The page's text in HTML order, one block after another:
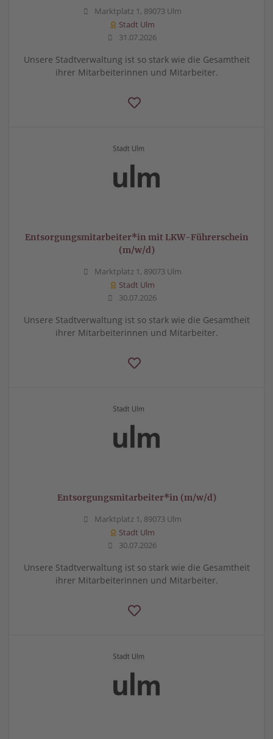
Marktplatz 1, 89073 Ulm
Stadt Ulm
31.07.2026
Unsere Stadtverwaltung ist so stark wie die Gesamtheit
ihrer Mitarbeiterinnen und Mitarbeiter.
Entsorgungsmitarbeiter*in mit LKW-Führerschein
(m/w/d)
Marktplatz 1, 89073 Ulm
Stadt Ulm
30.07.2026
Unsere Stadtverwaltung ist so stark wie die Gesamtheit
ihrer Mitarbeiterinnen und Mitarbeiter.
Entsorgungsmitarbeiter*in (m/w/d)
Marktplatz 1, 89073 Ulm
Stadt Ulm
30.07.2026
Unsere Stadtverwaltung ist so stark wie die Gesamtheit
ihrer Mitarbeiterinnen und Mitarbeiter.